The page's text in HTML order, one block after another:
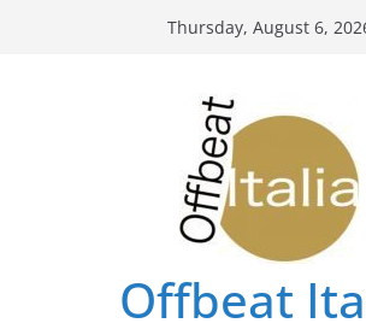
Thursday, August 6,
Offbeat